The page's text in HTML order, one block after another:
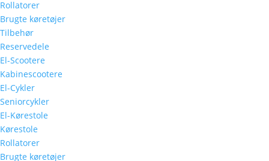
Rollatorer
Brugte køretøjer
Tilbehør
Reservedele
El-Scootere
Kabinescootere
El-Cykler
Seniorcykler
El-Kørestole
Kørestole
Rollatorer
Brugte køretøjer